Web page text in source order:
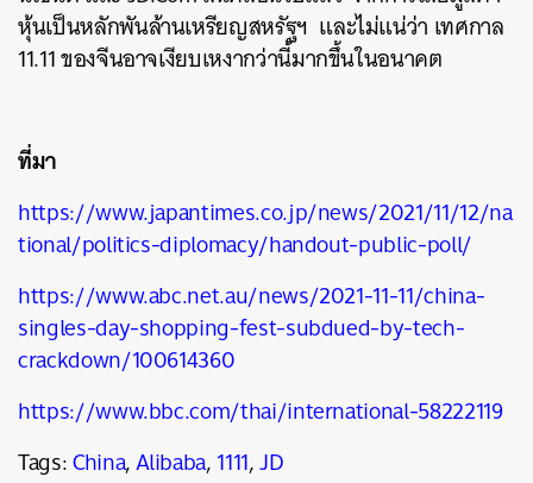
หุ้นเป็นหลักพันล้านเหรียญสหรัฐฯ และไม่แน่ว่า เทศกาล
11.11 ของจีนอาจเงียบเหงากว่านี้มากขึ้นในอนาคต
ที่มา
https://www.japantimes.co.jp/news/2021/11/12/na
tional/politics-diplomacy/handout-public-poll/
https://www.abc.net.au/news/2021-11-11/china-
singles-day-shopping-fest-subdued-by-tech-
crackdown/100614360
https://www.bbc.com/thai/international-58222119
Tags:China,Alibaba,1111,JD